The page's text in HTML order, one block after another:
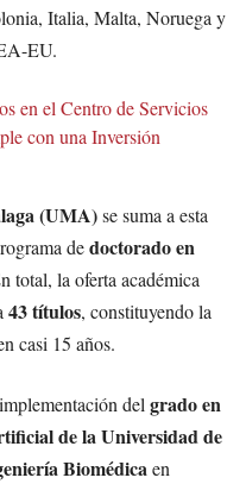
Italia, Malta, Noruega y
EU.
en el Centro de Servicios
con una Inversión
(UMA)se suma a esta
dedoctorado en
total, la oferta académica
43 títulos, constituyendo la
casi 15 años.
del grado en
de la Universidad de
Biomédicaen